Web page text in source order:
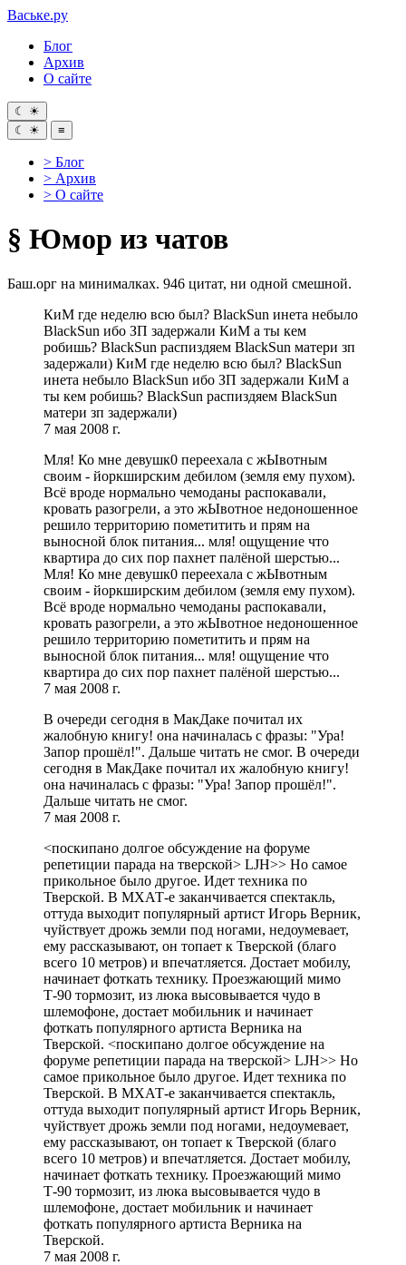
Ваське.ру
Блог
Архив
О сайте
☾
☀
☾
☀ ≡
> Блог
> Архив
> О сайте
§ Юмор из чатов
Баш.орг на минималках. 946 цитат, ни одной смешной.
КиМ где неделю всю был? BlackSun инета небыло
BlackSun ибо ЗП задержали КиМ а ты кем
робишь? BlackSun распиздяем BlackSun матери зп
задержали) КиМ где неделю всю был? BlackSun
инета небыло BlackSun ибо ЗП задержали КиМ а
ты кем робишь? BlackSun распиздяем BlackSun
матери зп задержали)
7 мая 2008 г.
Мля! Ко мне девушк0 переехала с жЫвотным
своим - йоркширским дебилом (земля ему пухом).
Всё вроде нормально чемоданы распокавали,
кровать разогрели, а это жЫвотное недоношенное
решило территорию пометитить и прям на
выносной блок питания... мля! ощущение что
квартира до сих пор пахнет палёной шерстью...
Мля! Ко мне девушк0 переехала с жЫвотным
своим - йоркширским дебилом (земля ему пухом).
Всё вроде нормально чемоданы распокавали,
кровать разогрели, а это жЫвотное недоношенное
решило территорию пометитить и прям на
выносной блок питания... мля! ощущение что
квартира до сих пор пахнет палёной шерстью...
7 мая 2008 г.
В очереди сегодня в МакДаке почитал их
жалобную книгу! она начиналась с фразы: "Ура!
Запор прошёл!". Дальше читать не смог. В очереди
сегодня в МакДаке почитал их жалобную книгу!
она начиналась с фразы: "Ура! Запор прошёл!".
Дальше читать не смог.
7 мая 2008 г.
<поскипано долгое обсуждение на форуме
репетиции парада на тверской> LJH>> Но самое
прикольное было другое. Идет техника по
Тверской. В МХАТ-е заканчивается спектакль,
оттуда выходит популярный артист Игорь Верник,
чуйствует дрожь земли под ногами, недоумевает,
ему рассказывают, он топает к Тверской (благо
всего 10 метров) и впечатляется. Достает мобилу,
начинает фоткать технику. Проезжающий мимо
Т-90 тормозит, из люка высовывается чудо в
шлемофоне, достает мобильник и начинает
фоткать популярного артиста Верника на
Тверской. <поскипано долгое обсуждение на
форуме репетиции парада на тверской> LJH>> Но
самое прикольное было другое. Идет техника по
Тверской. В МХАТ-е заканчивается спектакль,
оттуда выходит популярный артист Игорь Верник,
чуйствует дрожь земли под ногами, недоумевает,
ему рассказывают, он топает к Тверской (благо
всего 10 метров) и впечатляется. Достает мобилу,
начинает фоткать технику. Проезжающий мимо
Т-90 тормозит, из люка высовывается чудо в
шлемофоне, достает мобильник и начинает
фоткать популярного артиста Верника на
Тверской.
7 мая 2008 г.